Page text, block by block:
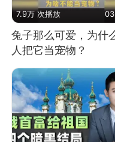
7.9万 次播放
兔子那么可爱，为什
人把它当宠物？